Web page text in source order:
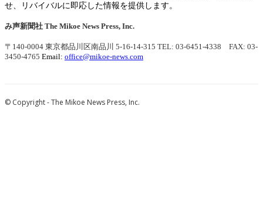
せ、リバイバルに即応した情報を提供します。
み声新聞社 The Mikoe News Press, Inc.
〒140-0004 東京都品川区南品川 5-16-14-315 TEL: 03-6451-4338 FAX: 03-
3450-4765 Email: office@mikoe-news.com
© Copyright - The Mikoe News Press, Inc.